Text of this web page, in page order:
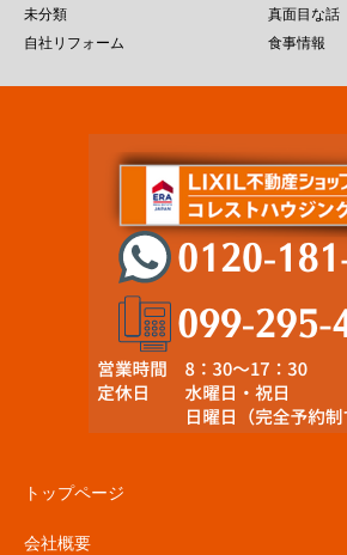
未分類
真面目な話
自社リフォーム
食事情報
トップページ
会社概要